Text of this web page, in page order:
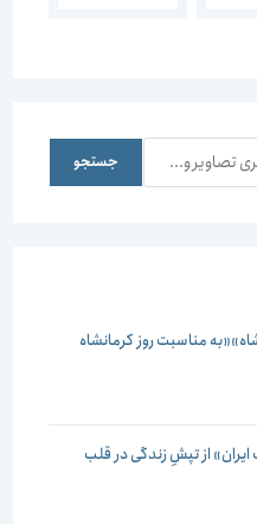
نشست
جستجو
مناسبت روز کرمانشاه
از تپشِ زندگی در قلب